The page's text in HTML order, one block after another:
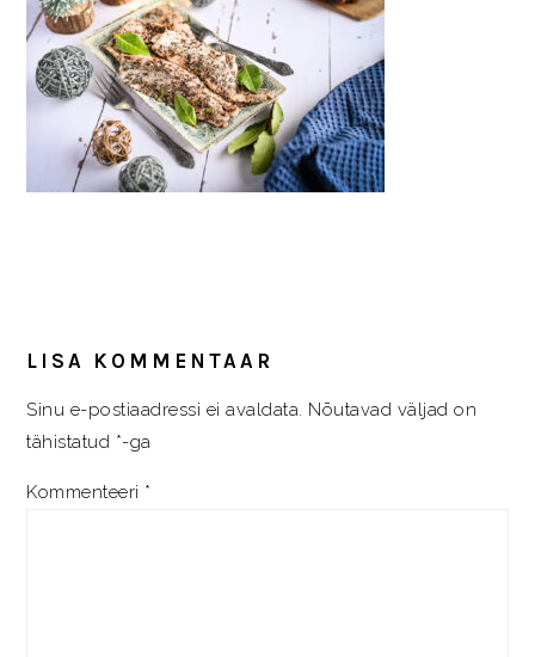
INTERACTIONS
LISA KOMMENTAAR
Sinu e-postiaadressi ei avaldata. Nõutavad väljad on
tähistatud *-ga
Kommenteeri *